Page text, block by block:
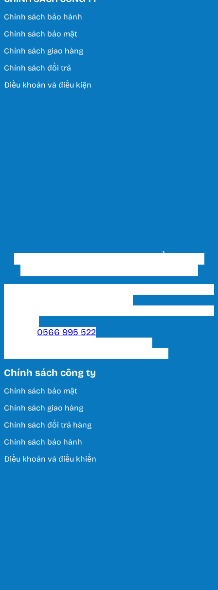
Chính sách bảo hành
Chính sách bảo mật
Chính sách giao hàng
Chính sách đổi trả
Điều khoản và điều kiện
0566 995 522
Chính sách công ty
Chính sách bảo mật
Chính sách giao hàng
Chính sách đổi trả hàng
Chính sách bảo hành
Điều khoản và điều khiển